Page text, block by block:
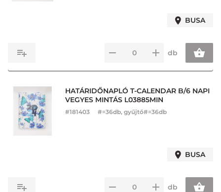
BUSA
db
HATÁRIDŐNAPLÓ T-CALENDAR B/6 NAPI
VEGYES MINTÁS L03885MIN
#181403 #=36db, gyűjtő#=36db
BUSA
db